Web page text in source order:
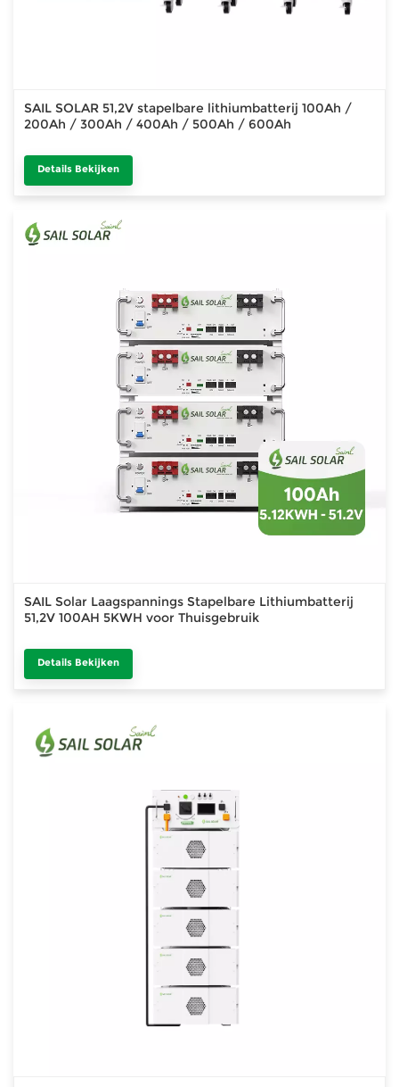
SAIL SOLAR 51,2V stapelbare lithiumbatterij 100Ah /
200Ah / 300Ah / 400Ah / 500Ah / 600Ah
Details Bekijken
SAIL Solar Laagspannings Stapelbare Lithiumbatterij
51,2V 100AH ​​5KWH voor Thuisgebruik
Details Bekijken